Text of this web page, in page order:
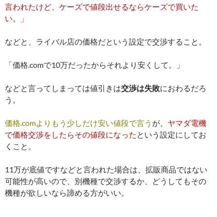
言われたけど、ケーズで値段出せるならケーズで買いた
い。」
などと、ライバル店の価格だという設定で交渉すること。
「価格.comで10万だったからそれより安くして。」
などと言ってしまっては値引きは交渉は失敗におわるだろ
う。
価格.comよりもう少しだけ安い値段で言う が、 ヤマダ電機
で価格交渉をしたらその値段になった という設定にしてお
くこと。
11万が底値ですなどと言われた場合は、拡販商品ではない
可能性が高いので、別機種で交渉するか、どうしてもその
機種が欲しいなら諦める方がいい。